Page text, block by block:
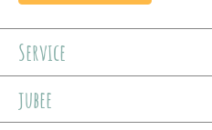
Service
jubee